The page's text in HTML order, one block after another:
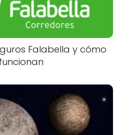
Falabella y cómo